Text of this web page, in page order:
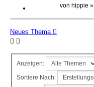
von hippie »
Neues Thema
Anzeigen:
Sortiere Nach: